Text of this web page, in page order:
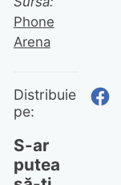
Phone
Arena
Distribuie
pe:
S-ar
putea